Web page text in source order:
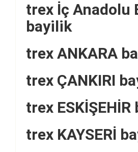
trex İç Anadolu
bayilik
trex ANKARA
trex ÇANKIRI
trex
trex KAYSERİ